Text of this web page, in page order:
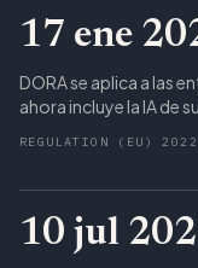
17 ene
DORA se aplica a las
ahora incluye la IA de
REGULATION (EU)
10 jul